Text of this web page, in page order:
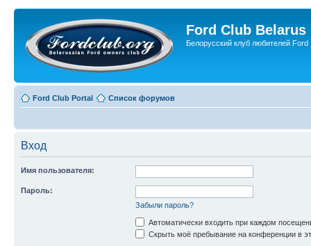
Ford Club Belarus
Белорусский клуб любителей Ford
Ford Club Portal Список форумов
Вход
Имя пользователя:
Пароль:
Забыли пароль?
Автоматически входить при каждом
Скрыть моё пребывание на конференции в